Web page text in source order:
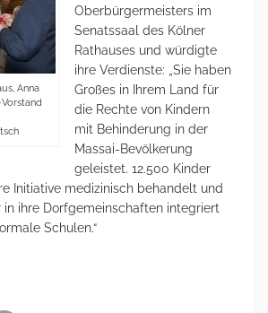
Anna
Oberbürgermeisters im
Senatssaal des Kölner
Rathauses und würdigte
ihre Verdienste: „Sie haben
Großes in Ihrem Land für
die Rechte von Kindern
mit Behinderung in der
Massai-Bevölkerung
geleistet. 12.500 Kinder
Initiative medizinisch behandelt und
in ihre Dorfgemeinschaften integriert
Schulen.“